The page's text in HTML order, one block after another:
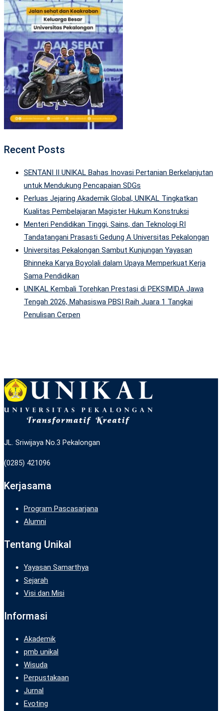
Recent Posts
SENTANI II UNIKAL Bahas Inovasi Pertanian Berkelanjutan
untuk Mendukung Pencapaian SDGs
Perluas Jejaring Akademik Global, UNIKAL Tingkatkan
Kualitas Pembelajaran Magister Hukum Konstruksi
Menteri Pendidikan Tinggi, Sains, dan Teknologi RI
Tandatangani Prasasti Gedung A Universitas Pekalongan
Universitas Pekalongan Sambut Kunjungan Yayasan
Bhinneka Karya Boyolali dalam Upaya Memperkuat Kerja
Sama Pendidikan
UNIKAL Kembali Torehkan Prestasi di PEKSIMIDA Jawa
Tengah 2026, Mahasiswa PBSI Raih Juara 1 Tangkai
Penulisan Cerpen
JL. Sriwijaya No.3 Pekalongan
(0285) 421096
Kerjasama
Program Pascasarjana
Alumni
Tentang Unikal
Yayasan Samarthya
Sejarah
Visi dan Misi
Informasi
Akademik
pmb unikal
Wisuda
Perpustakaan
Jurnal
Evoting